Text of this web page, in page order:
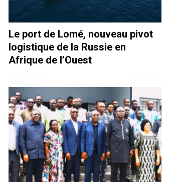
Le port de Lomé, nouveau pivot
logistique de la Russie en
Afrique de l’Ouest